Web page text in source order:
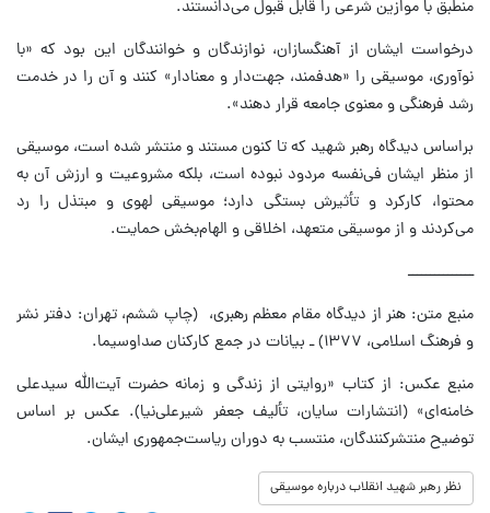
منطبق با موازین شرعی را قابل قبول می‌دانستند.
درخواست ایشان از آهنگسازان، نوازندگان و خوانندگان این بود که «با
نوآوری، موسیقی را «هدفمند، جهت‌دار و معنادار» کنند و آن را در خدمت
رشد فرهنگی و معنوی جامعه قرار دهند».
براساس دیدگاه رهبر شهید که تا کنون مستند و منتشر شده است، موسیقی
از منظر ایشان فی‌نفسه مردود نبوده است، بلکه مشروعیت و ارزش آن به
محتوا، کارکرد و تأثیرش بستگی دارد؛ موسیقی لهوی و مبتذل را رد
می‌کردند و از موسیقی متعهد، اخلاقی و الهام‌بخش حمایت.
ـــــــــــــــ
منبع متن: هنر از دیدگاه مقام معظم رهبری، (چاپ ششم، تهران: دفتر نشر
و فرهنگ اسلامی، ۱۳۷۷) ـ بیانات در جمع کارکنان صداوسیما.
منبع عکس: از کتاب «روایتی از زندگی و زمانه حضرت آیت‌الله سیدعلی
خامنه‌ای» (انتشارات سایان، تألیف جعفر شیرعلی‌نیا). عکس بر اساس
توضیح منتشرکنندگان، منتسب به دوران ریاست‌جمهوری ایشان.
نظر رهبر شهید انقلاب درباره موسیقی